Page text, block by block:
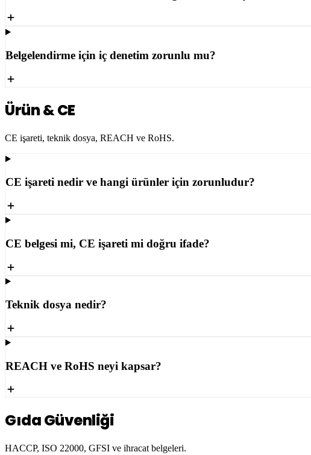
Belgelendirme için iç denetim zorunlu mu?
Ürün & CE
CE işareti, teknik dosya, REACH ve RoHS.
CE işareti nedir ve hangi ürünler için zorunludur?
CE belgesi mi, CE işareti mi doğru ifade?
Teknik dosya nedir?
REACH ve RoHS neyi kapsar?
Gıda Güvenliği
HACCP, ISO 22000, GFSI ve ihracat belgeleri.